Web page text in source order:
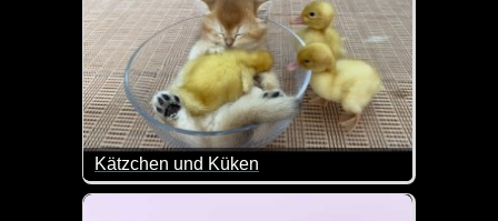
Kätzchen und Küken
Ist das nicht goldig wie das Kätzchen mit den